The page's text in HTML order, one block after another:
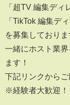
「超TV 編集ディ
「TikTok 編集デ
を募集しておりま
一緒にホスト業
ます！
下記リンクからご
※経験者大歓迎！